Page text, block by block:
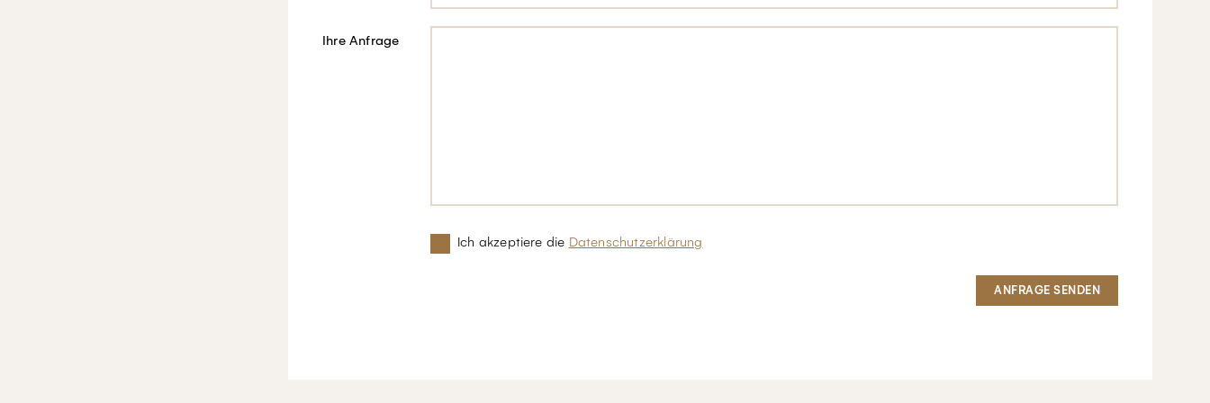
Ihre Anfrage
Ich akzeptiere die Datenschutzerklärung